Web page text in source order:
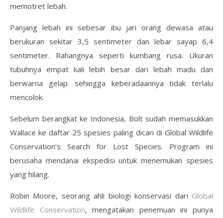
memotret lebah.
Panjang lebah ini sebesar ibu jari orang dewasa atau
berukuran sekitar 3,5 sentimeter dan lebar sayap 6,4
sentimeter. Rahangnya seperti kumbang rusa. Ukuran
tubuhnya empat kali lebih besar dari lebah madu dan
berwarna gelap. sehingga keberadaannya tidak terlalu
mencolok.
Sebelum berangkat ke Indonesia, Bolt sudah memasukkan
Wallace ke daftar 25 spesies paling dicari di Global Wildlife
Conservation’s Search for Lost Species. Program ini
berusaha mendanai ekspedisi untuk menemukan spesies
yang hilang.
Robin Moore, seorang ahli biologi konservasi dari Global
Wildlife Conservation, mengatakan penemuan ini punya